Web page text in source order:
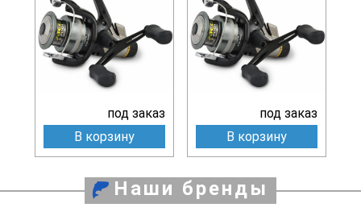
под заказ
В корзину
под заказ
В корзину
Наши бренды